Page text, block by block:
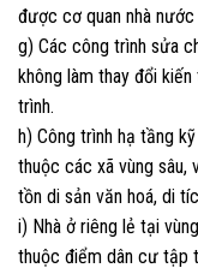
được cơ quan nhà
g) Các công trình sửa
không làm thay đổi
trình.
h) Công trình hạ tầng
thuộc các xã vùng sâu,
tồn di sản văn hoá, di
i) Nhà ở riêng lẻ tại
thuộc điểm dân cư tập